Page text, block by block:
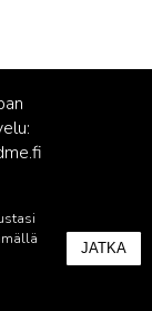
JATKA